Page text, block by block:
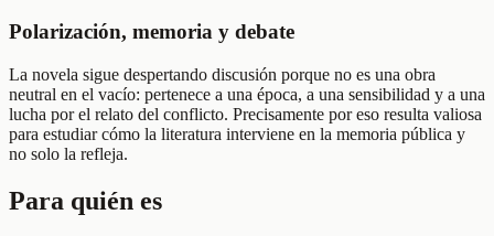
Polarización, memoria y debate
La novela sigue despertando discusión porque no es una obra
neutral en el vacío: pertenece a una época, a una sensibilidad y a una
lucha por el relato del conflicto. Precisamente por eso resulta valiosa
para estudiar cómo la literatura interviene en la memoria pública y
no solo la refleja.
Para quién es